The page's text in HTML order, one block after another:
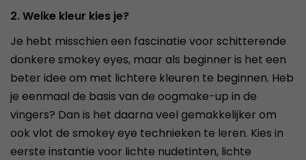
2. Welke kleur kies je?
Je hebt misschien een fascinatie voor schitterende
donkere smokey eyes, maar als beginner is het een
beter idee om met lichtere kleuren te beginnen. Heb
je eenmaal de basis van de oogmake-up in de
vingers? Dan is het daarna veel gemakkelijker om
ook vlot de smokey eye technieken te leren. Kies in
eerste instantie voor lichte nudetinten, lichte